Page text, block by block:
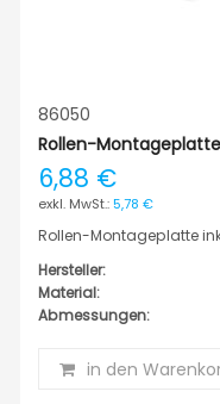
86050
Rollen-
6,88 €
5,78 €
Rollen-Montageplatte
Hersteller:
Material:
Abmessungen:
in den